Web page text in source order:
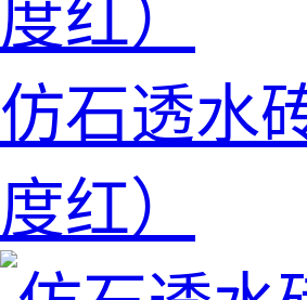
仿石透水
度红）